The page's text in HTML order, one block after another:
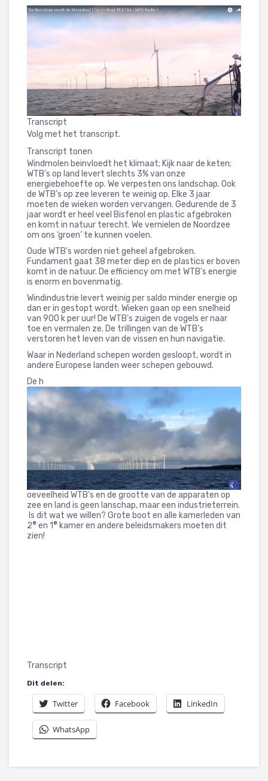
Transcript
Volg met het transcript.
Transcript tonen
Windmolen beinvloedt het klimaat; Kijk naar de keten;
WTB’s op land levert slechts 3% van onze
energiebehoefte op. We verpesten ons landschap. Ook
de WTB’s op zee leveren te weinig op. Elke 3 jaar
moeten de wieken worden vervangen. Gedurende de 3
jaar wordt er heel veel Bisfenol en plastic afgebroken
en komt in natuur terecht. We vernielen de Noordzee
om ons ‘groen’ te kunnen voelen.
Oude WTB’s worden niet geheel afgebroken.
Fundament gaat 38 meter diep en de plastics er boven
komt in de natuur. De efficiency om met WTB’s energie
is enorm en bovenmatig.
Windindustrie levert weinig per saldo minder energie op
dan er in gestopt wordt. Wieken gaan op een snelheid
van 900 k per uur! De WTB’s zuigen de vogels er naar
toe en vermalen ze. De trillingen van de WTB’s
verstoren het leven van de vissen en hun navigatie.
Waar in Nederland schepen worden gesloopt, wordt in
andere Europese landen weer schepen gebouwd.
De h
oeveelheid WTB’s en de grootte van de apparaten op
zee en land is geen lanschap, maar een industrieterrein.
Is dit wat we willen? Grote boot en alle kamerleden van
2e en 1 e kamer en andere beleidsmakers moeten dit
zien!
Transcript
Dit delen:
Twitter Facebook LinkedIn
WhatsApp